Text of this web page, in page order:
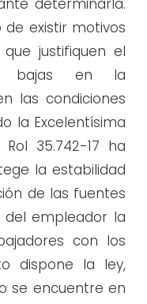
determinarla.
existir motivos
justifiquen el
bajas en la
las condiciones
la Excelentísima
35.742-17 ha
la estabilidad
de las fuentes
del empleador la
con los
dispone la ley,
se encuentre en